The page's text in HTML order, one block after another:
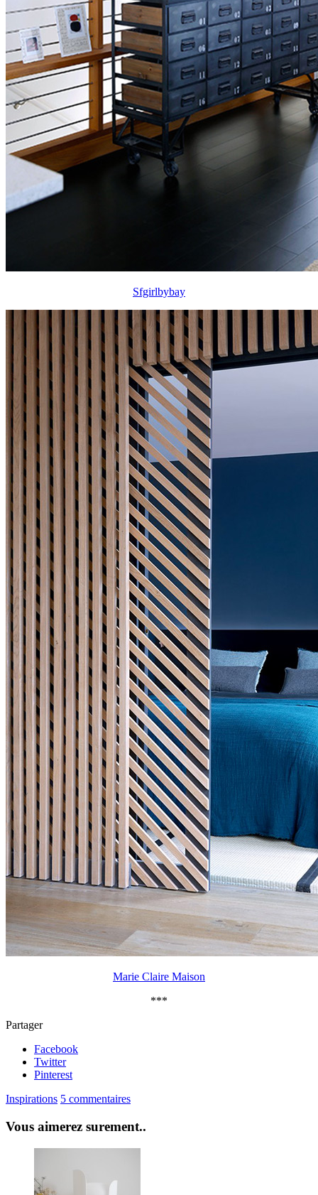
Sfgirlbybay
Marie Claire Maison
***
Partager
Facebook
Twitter
Pinterest
Inspirations 5 commentaires
Vous aimerez surement..